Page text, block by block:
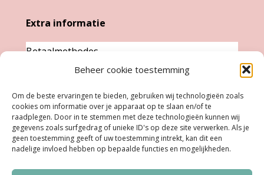
Beheer cookie toestemming
Om de beste ervaringen te bieden, gebruiken wij technologieën zoals
cookies om informatie over je apparaat op te slaan en/of te
raadplegen. Door in te stemmen met deze technologieën kunnen wij
gegevens zoals surfgedrag of unieke ID's op deze site verwerken. Als je
geen toestemming geeft of uw toestemming intrekt, kan dit een
nadelige invloed hebben op bepaalde functies en mogelijkheden.
Extra informatie
Betaalmethodes
Garantie & klachten
verzendkosten
Retourneren
Openingstijden